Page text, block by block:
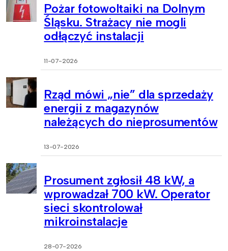
Pożar fotowoltaiki na Dolnym
Śląsku. Strażacy nie mogli
odłączyć instalacji
11-07-2026
Rząd mówi „nie” dla sprzedaży
energii z magazynów
należących do nieprosumentów
13-07-2026
Prosument zgłosił 48 kW, a
wprowadzał 700 kW. Operator
sieci skontrolował
mikroinstalacje
28-07-2026